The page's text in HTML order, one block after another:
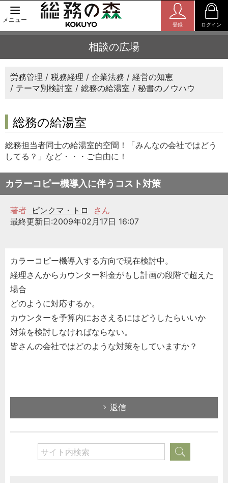
メニュー
登録 ログイン
相談の広場
労務管理 税務経理 企業法務
経営の知恵
テーマ別検討室
総務の給湯室 秘書のノウハウ
総務の給湯室
総務担当者同士の給湯室的空間！「みんなの会社ではどう
してる？」など・・・ご自由に！
カラーコピー機導入に伴うコスト対策
著者 ピンクマ・トロ
さん
最終更新日:2009年02月17日 16:07
カラーコピー機導入する方向で現在検討中。
経理さんからカウンター料金がもし計画の段階で超えた
場合
どのように対応するか。
カウンターを予算内におさえるにはどうしたらいいか
対策を検討しなければならない。
皆さんの会社ではどのような対策をしていますか？
返信